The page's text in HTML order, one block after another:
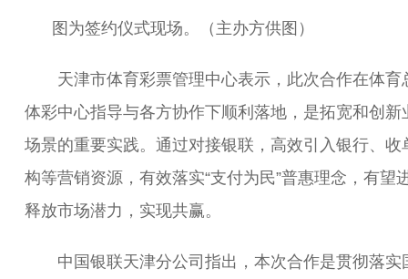
图为签约仪式现场。（主办方供图）
天津市体育彩票管理中心表示，此次合作在体育
体彩中心指导与各方协作下顺利落地，是拓宽和创新
场景的重要实践。通过对接银联，高效引入银行、收
构等营销资源，有效落实“支付为民”普惠理念，有望
释放市场潜力，实现共赢。
中国银联天津分公司指出，本次合作是贯彻落实